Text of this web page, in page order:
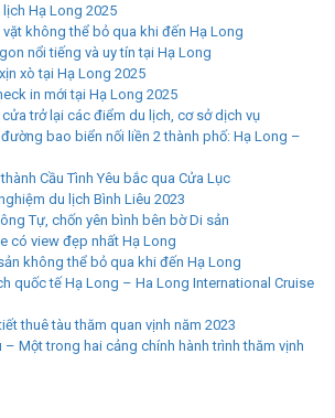
Hạ Long 2025
không thể bỏ qua khi đến Hạ Long
nổi tiếng và uy tín tại Hạ Long
xò tại Hạ Long 2025
in mới tại Hạ Long 2025
trở lại các điểm du lịch, cơ sở dịch vụ
bao biển nối liền 2 thành phố: Hạ Long –
Cầu Tình Yêu bắc qua Cửa Lục
du lịch Bình Liêu 2023
Tự, chốn yên bình bên bờ Di sản
có view đẹp nhất Hạ Long
không thể bỏ qua khi đến Hạ Long
quốc tế Hạ Long – Ha Long International Cruise
thuê tàu thăm quan vịnh năm 2023
– Một trong hai cảng chính hành trình thăm vịnh